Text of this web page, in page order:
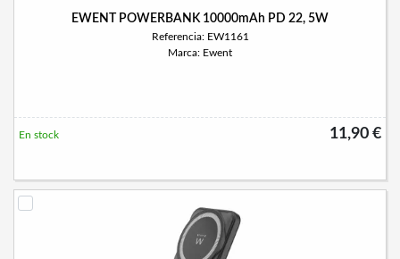
EWENT POWERBANK 10000mAh PD 22, 5W
Referencia: EW1161
Marca: Ewent
11,90 €
En stock